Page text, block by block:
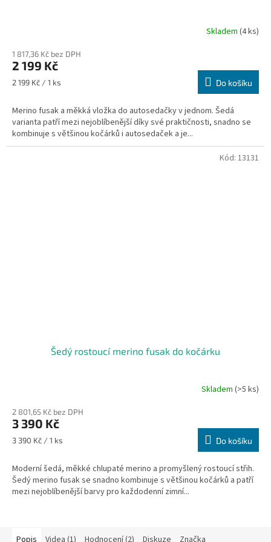
Skladem (4 ks)
1 817,36 Kč bez DPH
2 199 Kč
Měrná
2 199 Kč / 1 ks Do košíku
Merino fusak a měkká vložka do autosedačky v jednom. Šedá
varianta patří mezi nejoblíbenější díky své praktičnosti, snadno se
kombinuje s většinou kočárků i autosedaček a je...
Šedý rostoucí merino fusak do kočárku
Skladem (>5 ks)
2 801,65 Kč bez DPH
3 390 Kč
Měrná
3 390 Kč / 1 ks Do košíku
Moderní šedá, měkké chlupaté merino a promyšlený rostoucí střih.
Šedý merino fusak se snadno kombinuje s většinou kočárků a patří
mezi nejoblíbenější barvy pro každodenní zimní...
Kód: 13131